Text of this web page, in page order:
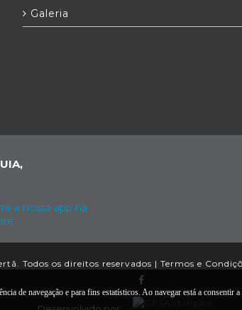
Galeria
Todos os direitos reservados | Termos e
de navegação e para fins estatísticos. Ao navegar está a consentir a